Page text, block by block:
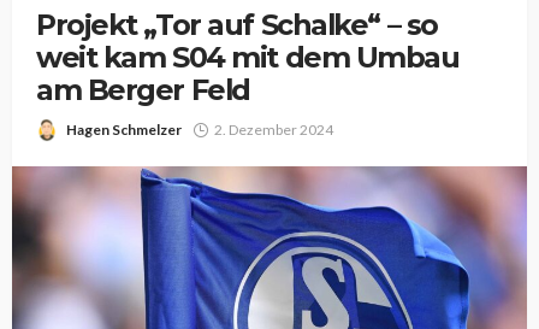
Projekt „Tor auf Schalke“ – so
weit kam S04 mit dem Umbau
am Berger Feld
Hagen Schmelzer 2. Dezember 2024